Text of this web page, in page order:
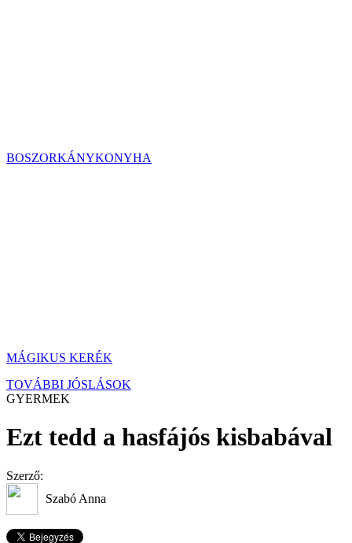
BOSZORKÁNYKONYHA
MÁGIKUS KERÉK
TOVÁBBI JÓSLÁSOK
GYERMEK
Ezt tedd a hasfájós kisbabával
Szerző:
Szabó Anna